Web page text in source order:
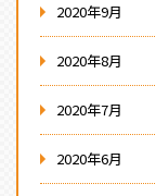
2020年9月
2020年8月
2020年7月
2020年6月